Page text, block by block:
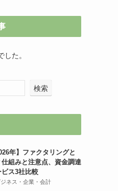
た。
検索
年】ファクタリングと
仕組みと注意点、資金調達
ビス3社比較
ジネス・企業・会計